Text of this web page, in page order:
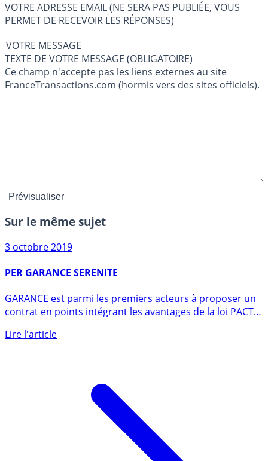
VOTRE ADRESSE EMAIL (NE SERA PAS PUBLIÉE, VOUS
PERMET DE RECEVOIR LES RÉPONSES)
VOTRE MESSAGE
TEXTE DE VOTRE MESSAGE (OBLIGATOIRE)
Ce champ n'accepte pas les liens externes au site
FranceTransactions.com (hormis vers des sites officiels).
Sur le même sujet
3 octobre 2019
PER GARANCE SERENITE
contrat en points intégrant les avantages de la loi PACTE